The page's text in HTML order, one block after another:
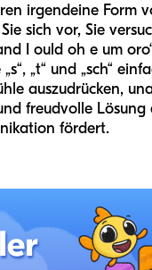
irgendeine Form
sich vor, Sie
I ould oh e um
„t“ und „sch“
auszudrücken,
freudvolle
fördert.